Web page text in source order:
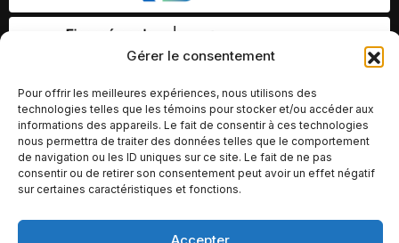
Gérer le consentement
Pour offrir les meilleures expériences, nous utilisons des
technologies telles que les témoins pour stocker et/ou accéder aux
informations des appareils. Le fait de consentir à ces technologies
nous permettra de traiter des données telles que le comportement
de navigation ou les ID uniques sur ce site. Le fait de ne pas
consentir ou de retirer son consentement peut avoir un effet négatif
sur certaines caractéristiques et fonctions.
Accepter